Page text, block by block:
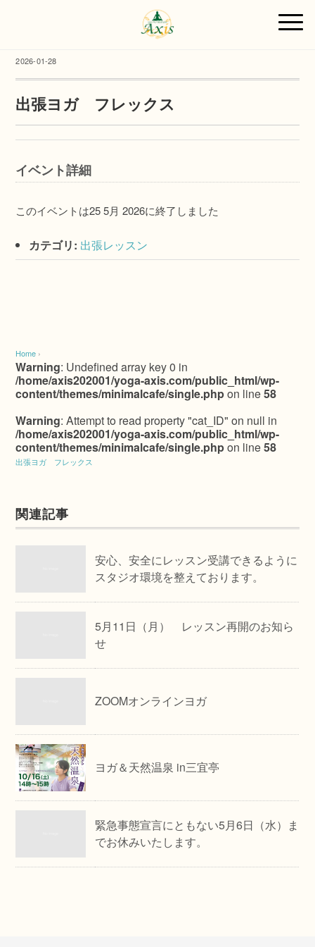
2026-01-28
出張ヨガ フレックス
イベント詳細
このイベントは25 5月 2026に終了しました
カテゴリ: 出張レッスン
Home ›
Warning: Undefined array key 0 in
/home/axis202001/yoga-axis.com/public_html/wp-
content/themes/minimalcafe/single.phpon line58
Warning: Attempt to read property "cat_ID" on null in
/home/axis202001/yoga-axis.com/public_html/wp-
content/themes/minimalcafe/single.phpon line58
出張ヨガ フレックス
関連記事
安心、安全にレッスン受講できるように
スタジオ環境を整えております。
5月11日（月） レッスン再開のお知ら
せ
ZOOMオンラインヨガ
ヨガ＆天然温泉 in三宜亭
緊急事態宣言にともない5月6日（水）ま
でお休みいたします。